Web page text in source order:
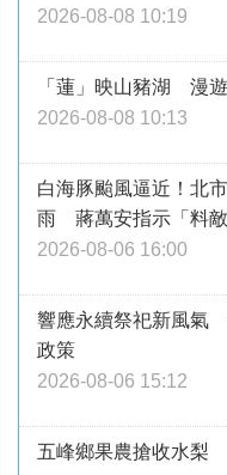
2026-08-08 10:19
「蓮」映山豬湖 漫
2026-08-08 10:13
白海豚颱風逼近！北
雨 蔣萬安指示「料
2026-08-06 16:00
響應永續祭祀新風氣
政策
2026-08-06 15:12
五峰鄉果農搶收水梨